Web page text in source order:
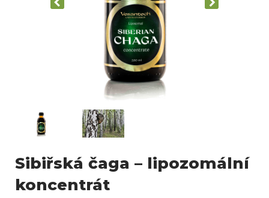
Sibiřská čaga – lipozomální
koncentrát